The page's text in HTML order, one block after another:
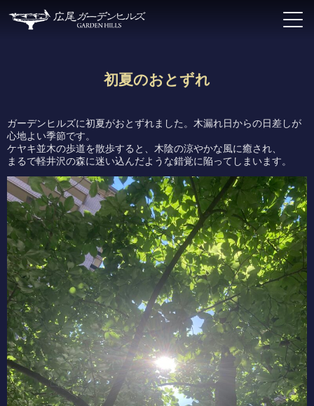
初夏のおとずれ
ガーデンヒルズに初夏がおとずれました。木漏れ日からの日差しが
心地よい季節です。
ケヤキ並木の歩道を散歩すると、木陰の涼やかな風に癒され、
まるで軽井沢の森に迷い込んだような錯覚に陥ってしまいます。